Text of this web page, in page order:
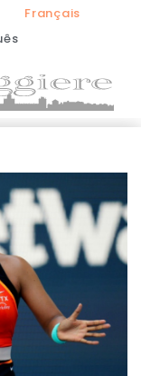
Français